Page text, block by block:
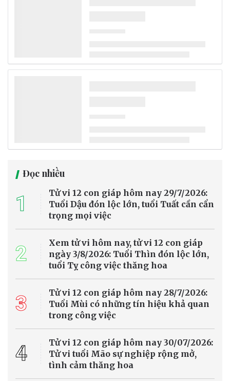
Đọc nhiều
1
Tử vi 12 con giáp hôm nay 29/7/2026:
Tuổi Dậu đón lộc lớn, tuổi Tuất cần cẩn
trọng mọi việc
2
Xem tử vi hôm nay, tử vi 12 con giáp
ngày 3/8/2026: Tuổi Thìn đón lộc lớn,
tuổi Tỵ công việc thăng hoa
3
Tử vi 12 con giáp hôm nay 28/7/2026:
Tuổi Mùi có những tín hiệu khả quan
trong công việc
4
Tử vi 12 con giáp hôm nay 30/07/2026:
Tử vi tuổi Mão sự nghiệp rộng mở,
tình cảm thăng hoa